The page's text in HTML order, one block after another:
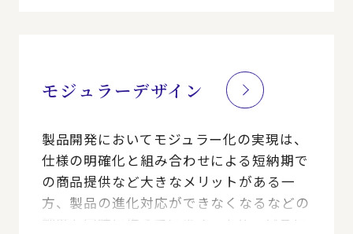
モジュラーデザイン
製品開発においてモジュラー化の実現は、
仕様の明確化と組み合わせによる短納期で
の商品提供など大きなメリットがある一
方、製品の進化対応ができなくなるなどの
課題も同時に抱えています。本サービスに